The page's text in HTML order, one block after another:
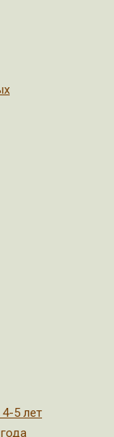
5 лет